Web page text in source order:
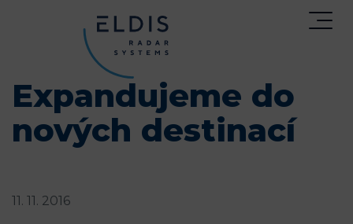
Expandujeme do
nových destinací
11. 11. 2016